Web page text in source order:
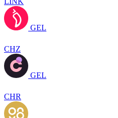
GEL
CHZ
GEL
CHR